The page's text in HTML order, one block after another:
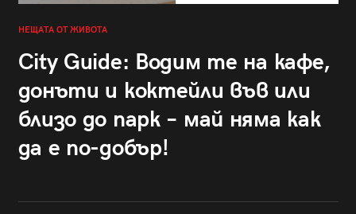
НЕЩАТА ОТ ЖИВОТА
City Guide: Водим те на кафе,
донъти и коктейли във или
близо до парк – май няма как
да е по-добър!